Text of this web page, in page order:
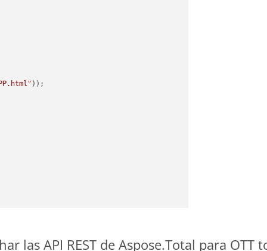
las API REST de Aspose.Total para OTT